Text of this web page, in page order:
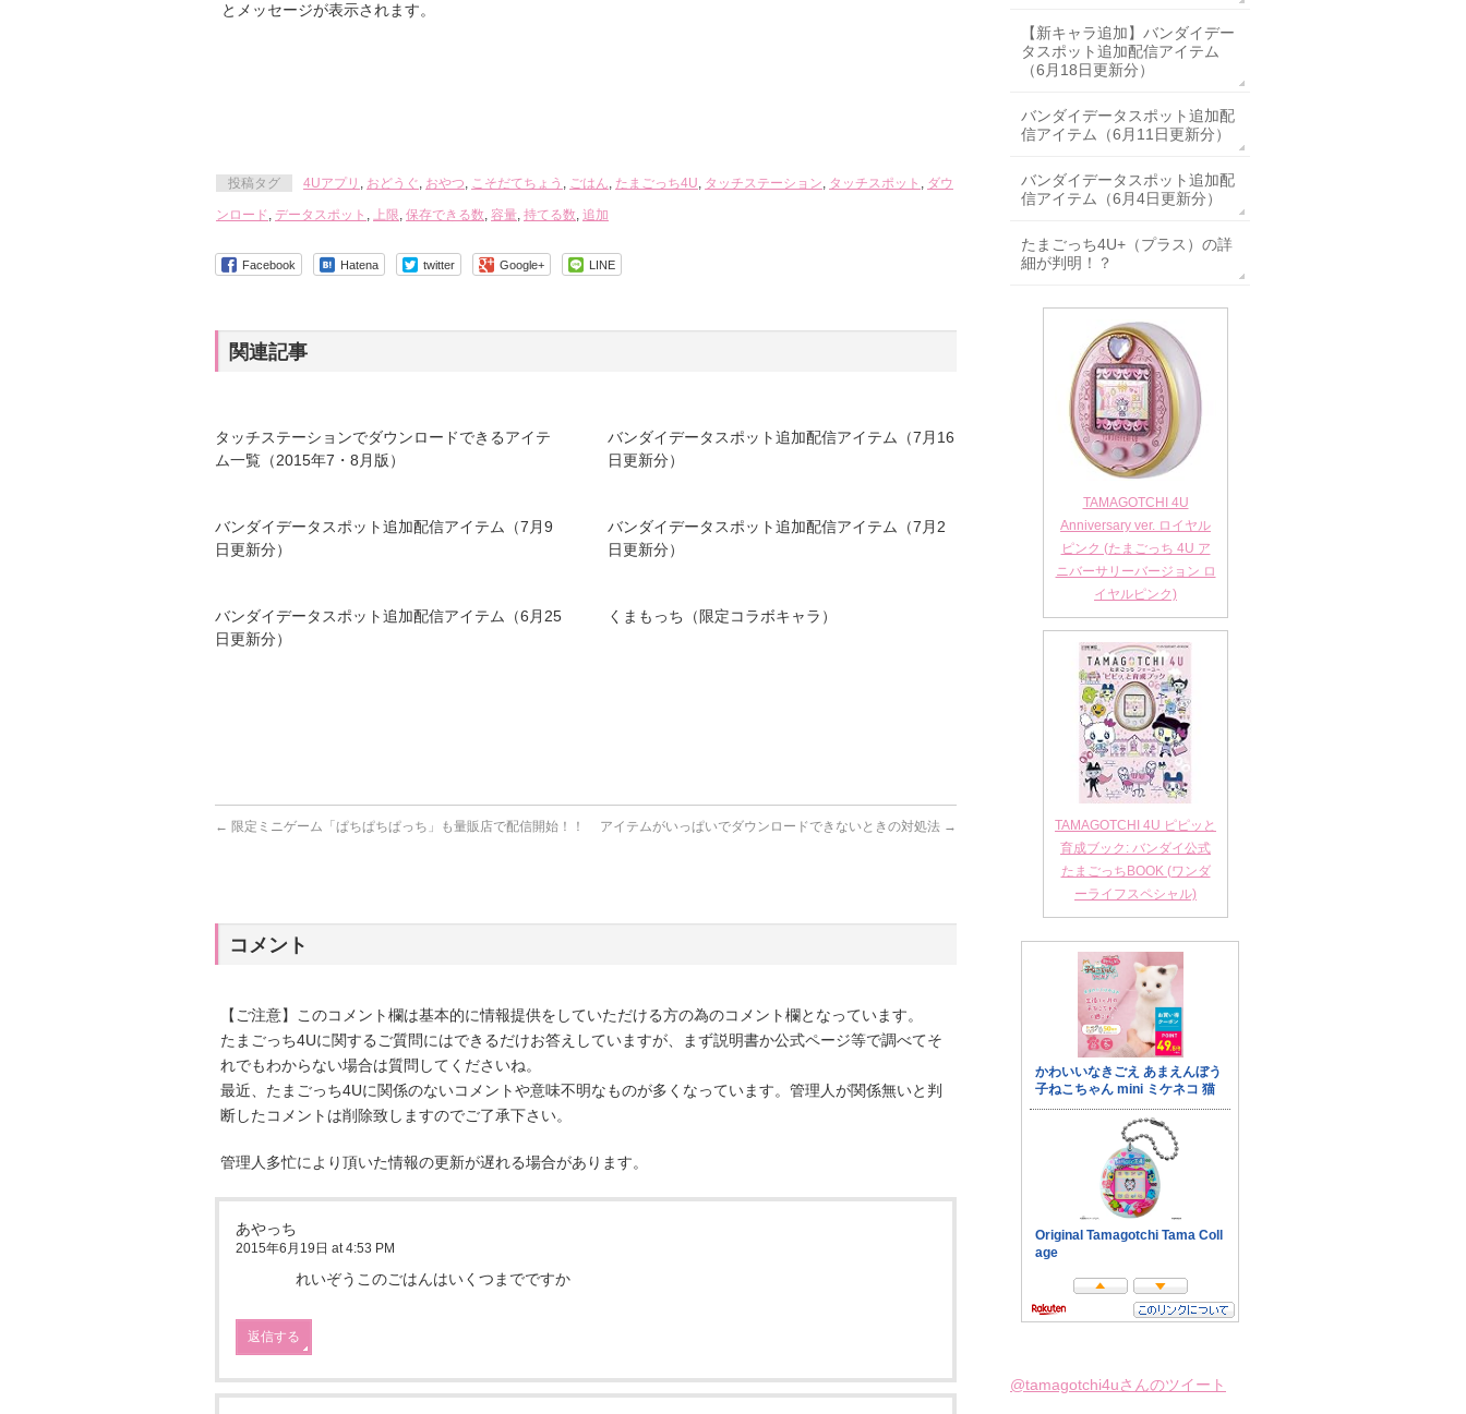
とメッセージが表示されます。
投稿タグ 4Uアプリ , おどうぐ, おやつ, こそだてちょう , ごはん, たまごっち4U, タッチステーション, タッチスポット , ダウ
ンロード, データスポット , 上限, 保存できる数, 容量, 持てる数, 追加
Facebook Hatena twitter Google+ LINE
関連記事
タッチステーションでダウンロードできるアイテ
ム一覧（2015年7・8月版）
バンダイデータスポット追加配信アイテム（7月16
日更新分）
バンダイデータスポット追加配信アイテム（7月9
日更新分）
バンダイデータスポット追加配信アイテム（7月2
日更新分）
バンダイデータスポット追加配信アイテム（6月25
日更新分）
くまもっち（限定コラボキャラ）
← 限定ミニゲーム「ぱちぱちぱっち」も量販店で配信開始！！ アイテムがいっぱいでダウンロードできないときの対処法 →
コメント
【ご注意】このコメント欄は基本的に情報提供をしていただける方の為のコメント欄となっています。
たまごっち4Uに関するご質問にはできるだけお答えしていますが、まず説明書か公式ページ等で調べてそ
れでもわからない場合は質問してくださいね。
最近、たまごっち4Uに関係のないコメントや意味不明なものが多くなっています。管理人が関係無いと判
断したコメントは削除致しますのでご了承下さい。
管理人多忙により頂いた情報の更新が遅れる場合があります。
あやっち
2015年6月19日 at 4:53 PM
れいぞうこのごはんはいくつまでですか
返信する
【新キャラ追加】バンダイデー
タスポット追加配信アイテム
（6月18日更新分）
バンダイデータスポット追加配
信アイテム（6月11日更新分）
バンダイデータスポット追加配
信アイテム（6月4日更新分）
たまごっち4U+（プラス）の詳
細が判明！？
TAMAGOTCHI 4U
Anniversary ver. ロイヤル
ピンク (たまごっち 4U ア
ニバーサリーバージョン ロ
イヤルピンク)
TAMAGOTCHI 4U ピピッと
育成ブック: バンダイ公式
たまごっちBOOK (ワンダ
ーライフスペシャル)
@tamagotchi4uさんのツイート